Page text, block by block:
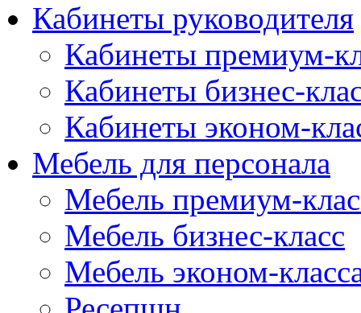
Кабинеты руководителя
Кабинеты премиум-
Кабинеты бизнес-
Кабинеты эконом-
Мебель для персонала
Мебель премиум-
Мебель бизнес-класс
Мебель эконом-